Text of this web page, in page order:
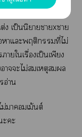
ง เป็นนิยายาxา
าแะพฤติกรรมที่ไม่
าใเรื่องเป็นเพียง
าะไม่สมเหตุสมผล
อ่าน
าเม้นต์
ะะ